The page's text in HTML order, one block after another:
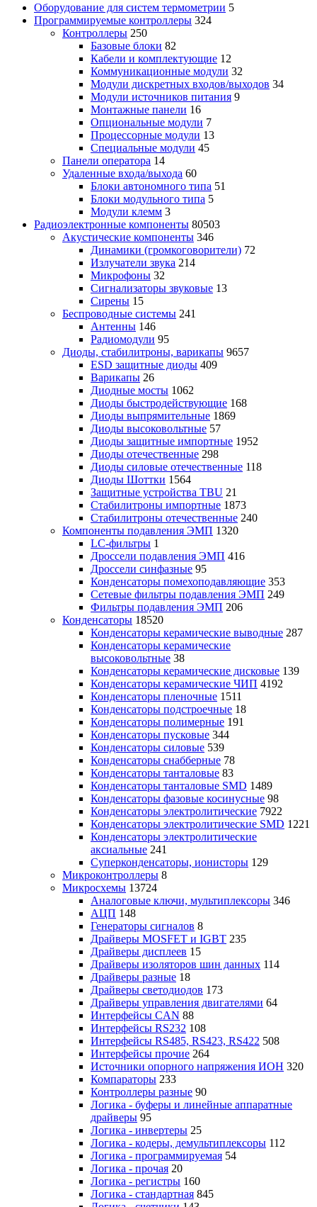
Оборудование для систем термометрии 5
Программируемые контроллеры 324
Контроллеры 250
Базовые блоки 82
Кабели и комплектующие 12
Коммуникационные модули 32
Модули дискретных входов/выходов 34
Модули источников питания 9
Монтажные панели 16
Опциональные модули 7
Процессорные модули 13
Специальные модули 45
Панели оператора 14
Удаленные входа/выхода 60
Блоки автономного типа 51
Блоки модульного типа 5
Модули клемм 3
Радиоэлектронные компоненты 80503
Акустические компоненты 346
Динамики (громкоговорители) 72
Излучатели звука 214
Микрофоны 32
Сигнализаторы звуковые 13
Сирены 15
Беспроводные системы 241
Антенны 146
Радиомодули 95
Диоды, стабилитроны, варикапы 9657
ESD защитные диоды 409
Варикапы 26
Диодные мосты 1062
Диоды быстродействующие 168
Диоды выпрямительные 1869
Диоды высоковольтные 57
Диоды защитные импортные 1952
Диоды отечественные 298
Диоды силовые отечественные 118
Диоды Шоттки 1564
Защитные устройства TBU 21
Стабилитроны импортные 1873
Стабилитроны отечественные 240
Компоненты подавления ЭМП 1320
LC-фильтры 1
Дроссели подавления ЭМП 416
Дроссели синфазные 95
Конденсаторы помехоподавляющие 353
Сетевые фильтры подавления ЭМП 249
Фильтры подавления ЭМП 206
Конденсаторы 18520
Конденсаторы керамические выводные 287
Конденсаторы керамические
высоковольтные 38
Конденсаторы керамические дисковые 139
Конденсаторы керамические ЧИП 4192
Конденсаторы пленочные 1511
Конденсаторы подстроечные 18
Конденсаторы полимерные 191
Конденсаторы пусковые 344
Конденсаторы силовые 539
Конденсаторы снабберные 78
Конденсаторы танталовые 83
Конденсаторы танталовые SMD 1489
Конденсаторы фазовые косинусные 98
Конденсаторы электролитические 7922
Конденсаторы электролитические SMD 1221
Конденсаторы электролитические
аксиальные 241
Суперконденсаторы, ионисторы 129
Микроконтроллеры 8
Микросхемы 13724
Аналоговые ключи, мультиплексоры 346
АЦП 148
Генераторы сигналов 8
Драйверы MOSFET и IGBT 235
Драйверы дисплеев 15
Драйверы изоляторов шин данных 114
Драйверы разные 18
Драйверы светодиодов 173
Драйверы управления двигателями 64
Интерфейсы CAN 88
Интерфейсы RS232 108
Интерфейсы RS485, RS423, RS422 508
Интерфейсы прочие 264
Источники опорного напряжения ИОН 320
Компараторы 233
Контроллеры разные 90
Логика - буферы и линейные аппаратные
драйверы 95
Логика - инвертеры 25
Логика - кодеры, демультиплексоры 112
Логика - программируемая 54
Логика - прочая 20
Логика - регистры 160
Логика - стандартная 845